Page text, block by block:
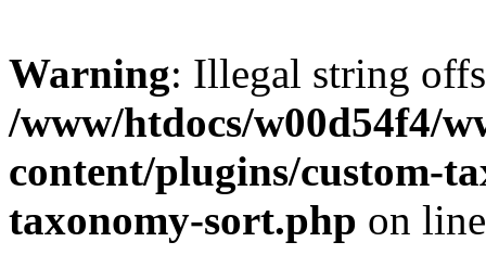
Warning: Illegal string
/www/htdocs/w00d54f4/
content/plugins/custom-
taxonomy-sort.php on